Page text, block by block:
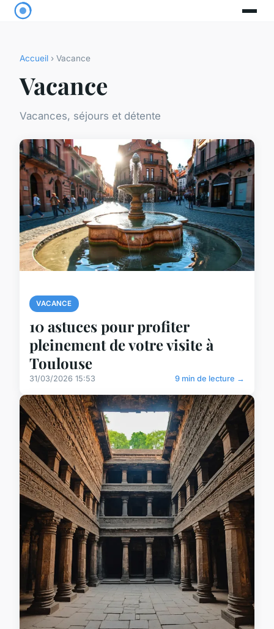
Accueil › Vacance
Vacance
Vacances, séjours et détente
VACANCE
10 astuces pour profiter
pleinement de votre visite à
Toulouse
31/03/2026 15:53 9 min de lecture →